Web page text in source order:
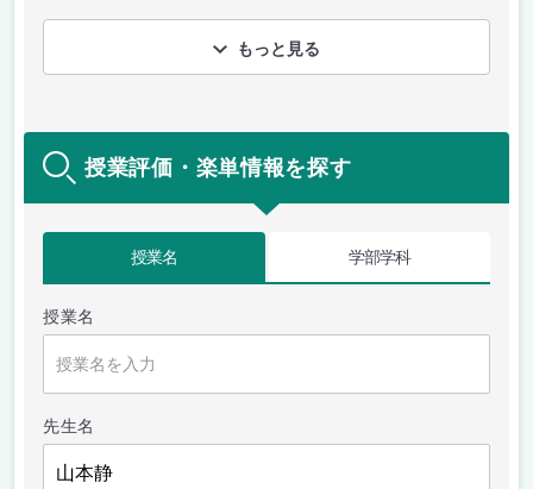
もっと見る
授業評価・楽単情報を探す
授業名 学部学科
授業名
先生名